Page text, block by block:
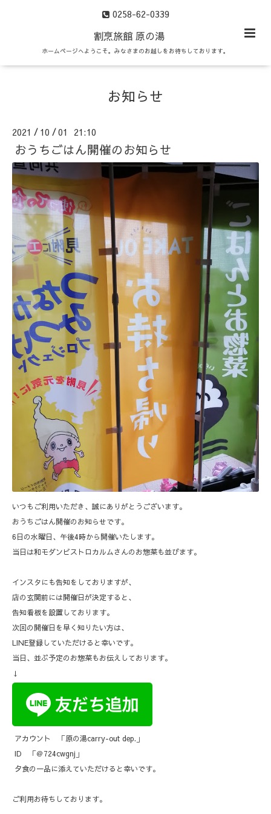
0258-62-0339
割烹旅館 原の湯
ホームページへようこそ。みなさまのお越しをお待ちしております。
お知らせ
2021 / 10 /01 21:10
おうちごはん開催のお知らせ
いつもご利用いただき、誠にありがとうございます。
おうちごはん開催のお知らせです。
6日の水曜日、午後4時から開催いたします。
当日は和モダンビストロカルムさんのお惣菜も並びます。
インスタにも告知をしておりますが、
店の玄関前には開催日が決定すると、
告知看板を設置しております。
次回の開催日を早く知りたい方は、
LINE登録していただけると幸いです。
当日、並ぶ予定のお惣菜もお伝えしております。
↓
アカウント 「原の湯carry-out dep.」
ID 「＠724cwgnj」
夕食の一品に添えていただけると幸いです。
ご利用お待ちしております。